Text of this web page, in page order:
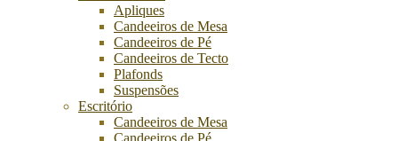
Apliques
Candeeiros de Mesa
Candeeiros de Pé
Candeeiros de Tecto
Plafonds
Suspensões
Escritório
Candeeiros de Mesa
Candeeiros de Pé